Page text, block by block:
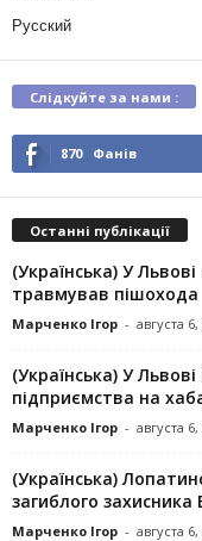
Русский
Слідкуйте за нами :
870 Фанів
Останні публікації
(Українська) У
травмував пішохода
Марченко Ігор - августа
(Українська) У
підприємства на
Марченко Ігор - августа
(Українська)
загиблого
Марченко Ігор - августа